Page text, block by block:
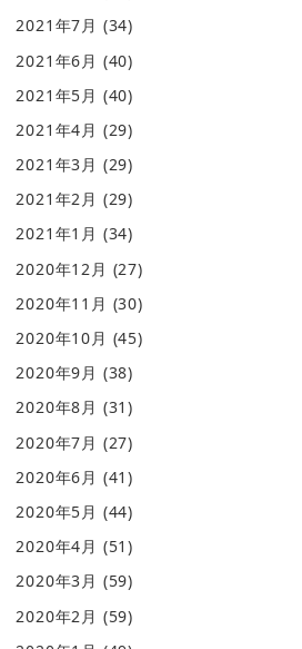
2021年7月 (34)
2021年6月 (40)
2021年5月 (40)
2021年4月 (29)
2021年3月 (29)
2021年2月 (29)
2021年1月 (34)
2020年12月 (27)
2020年11月 (30)
2020年10月 (45)
2020年9月 (38)
2020年8月 (31)
2020年7月 (27)
2020年6月 (41)
2020年5月 (44)
2020年4月 (51)
2020年3月 (59)
2020年2月 (59)